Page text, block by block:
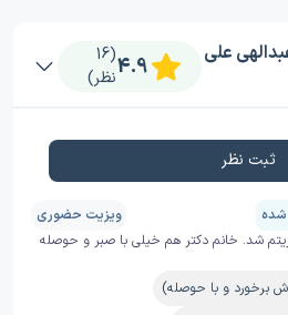
علی
(16
نظر)4.9
ثبت نظر
شده
ویزیت حضوری
شد. خانم دکتر هم خیلی با صبر و حوصله
برخورد و با حوصله)